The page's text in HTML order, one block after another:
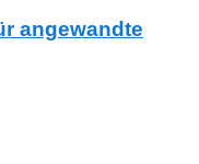
angewandte